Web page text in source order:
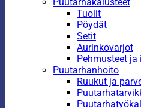
Tuolit
Pöydät
Setit
Aurinkovarjot
Pehmusteet
Puutarhanhoito
Ruukut ja